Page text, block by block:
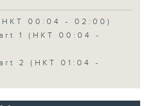
00:04 - 02:00)
1 (HKT 00:04 -
2 (HKT 01:04 -